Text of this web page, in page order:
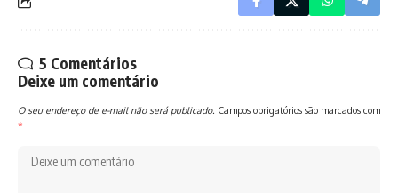
5 Comentários
Deixe um comentário
O seu endereço de e-mail não será publicado. Campos obrigatórios são marcados com
*